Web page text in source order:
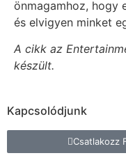
önmagamhoz, hogy
és elvigyen minket
A cikk az
készült.
Kapcsolódjunk
Csatlakozz